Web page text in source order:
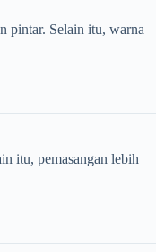
pintar. Selain itu, warna
itu, pemasangan lebih